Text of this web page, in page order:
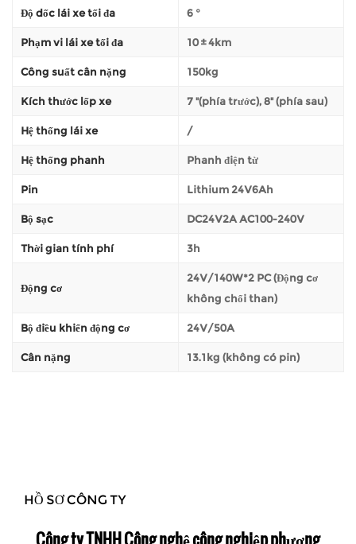
Độ dốc lái xe tối đa 6 °
Phạm vi lái xe tối đa 10 ± 4km
Công suất cân nặng 150kg
Kích thước lốp xe 7 "(phía trước), 8" (phía sau)
Hệ thống lái xe /
Hệ thống phanh Phanh điện từ
Pin Lithium 24V6Ah
Bộ sạc DC24V2A AC100-240V
Thời gian tính phí 3h
Động cơ
24V/140W*2 PC (Động cơ
không chổi than)
Bộ điều khiển động cơ 24V/50A
Cân nặng 13.1kg (không có pin)
HỒ SƠ CÔNG TY
Công ty TNHH Công nghệ công nghiệp phương